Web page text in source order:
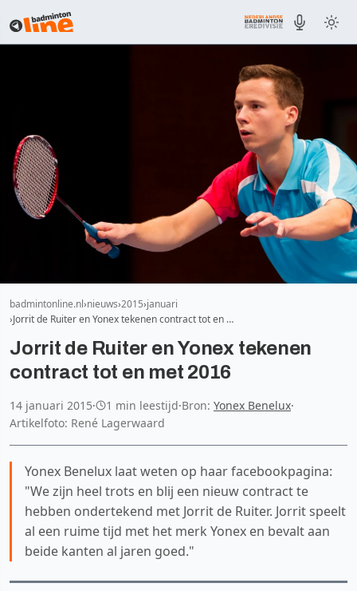
badmintonline.nl nieuws 2015 januari
Jorrit de Ruiter en Yonex tekenen contract tot en …
Jorrit de Ruiter en Yonex tekenen
contract tot en met 2016
14 januari 2015· 1 min leestijd·Bron: Yonex Benelux·
Artikelfoto: René Lagerwaard
Yonex Benelux laat weten op haar facebookpagina:
"We zijn heel trots en blij een nieuw contract te
hebben ondertekend met Jorrit de Ruiter. Jorrit speelt
al een ruime tijd met het merk Yonex en bevalt aan
beide kanten al jaren goed."